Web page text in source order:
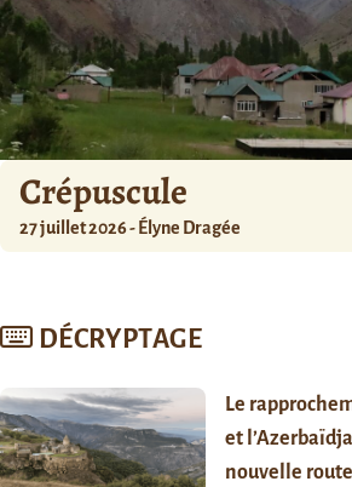
Crépuscule
27 juillet 2026 - Élyne Dragée
DÉCRYPTAGE
Le
et
nouvelle route